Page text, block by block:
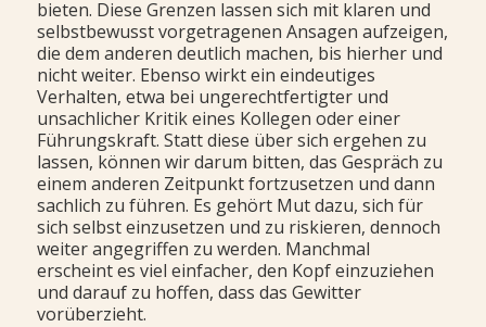
bieten. Diese Grenzen lassen sich mit klaren und
selbstbewusst vorgetragenen Ansagen aufzeigen,
die dem anderen deutlich machen, bis hierher und
nicht weiter. Ebenso wirkt ein eindeutiges
Verhalten, etwa bei ungerechtfertigter und
unsachlicher Kritik eines Kollegen oder einer
Führungskraft. Statt diese über sich ergehen zu
lassen, können wir darum bitten, das Gespräch zu
einem anderen Zeitpunkt fortzusetzen und dann
sachlich zu führen. Es gehört Mut dazu, sich für
sich selbst einzusetzen und zu riskieren, dennoch
weiter angegriffen zu werden. Manchmal
erscheint es viel einfacher, den Kopf einzuziehen
und darauf zu hoffen, dass das Gewitter
vorüberzieht.